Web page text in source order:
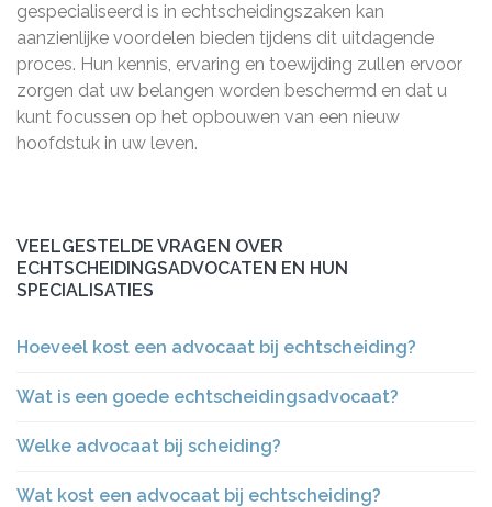
gespecialiseerd is in echtscheidingszaken kan
aanzienlijke voordelen bieden tijdens dit uitdagende
proces. Hun kennis, ervaring en toewijding zullen ervoor
zorgen dat uw belangen worden beschermd en dat u
kunt focussen op het opbouwen van een nieuw
hoofdstuk in uw leven.
VEELGESTELDE VRAGEN OVER
ECHTSCHEIDINGSADVOCATEN EN HUN
SPECIALISATIES
Hoeveel kost een advocaat bij echtscheiding?
Wat is een goede echtscheidingsadvocaat?
Welke advocaat bij scheiding?
Wat kost een advocaat bij echtscheiding?